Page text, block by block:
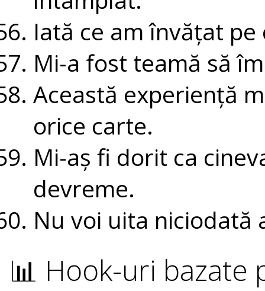
Iată ce am învățat pe
Mi-a fost teamă să
Această experiență
orice carte.
Mi-aș fi dorit ca
devreme.
Nu voi uita niciodată
📊 Hook-uri bazate